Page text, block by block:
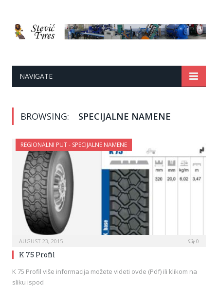
NAVIGATE
BROWSING: SPECIJALNE NAMENE
REGIONALNI PUT - SPECIJALNE NAMENE
AUGUST 23, 2015 0
K 75 Profil
K 75 Profil više informacija možete videti ovde (Pdf) ili klikom na
sliku ispod